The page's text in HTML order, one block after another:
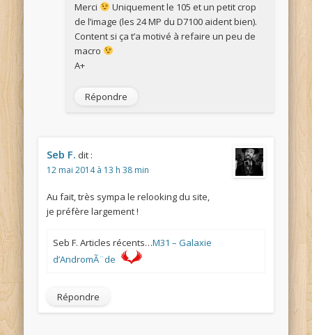
Merci
Uniquement le 105 et un petit crop
de l’image (les 24 MP du D7100 aident bien).
Content si ça t’a motivé à refaire un peu de
macro
A+
Répondre
Seb F. dit :
12 mai 2014 à 13 h 38 min
Au fait, très sympa le relooking du site,
je préfère largement !
Seb F. Articles récents…M31 – Galaxie
d’AndromÃ¨de
Répondre